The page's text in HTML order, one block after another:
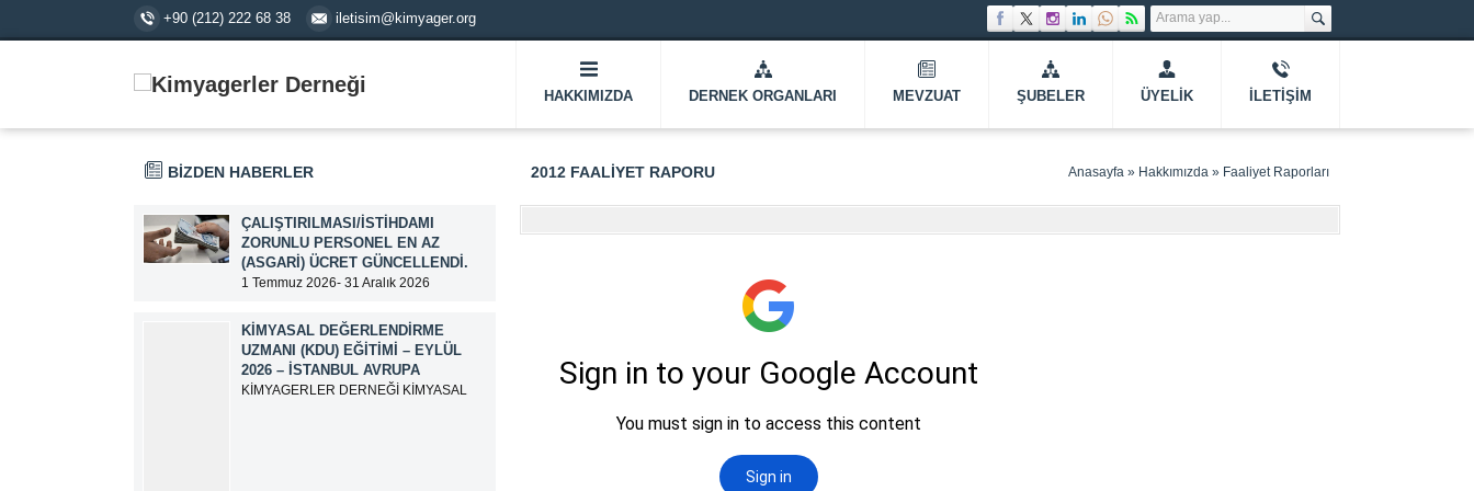
+90 (212) 222 68 38 iletisim@kimyager.org
HAKKIMIZDA DERNEK ORGANLARI MEVZUAT ŞUBELER ÜYELIK İLETIŞIM
2012 FAALIYET RAPORU Anasayfa » Hakkımızda » Faaliyet Raporları
BİZDEN HABERLER
ÇALIŞTIRILMASI/İSTIHDAMI
ZORUNLU PERSONEL EN AZ
(ASGARI) ÜCRET GÜNCELLENDI.
1 Temmuz 2026- 31 Aralık 2026
Çalıştırılması/İstihdamı Zorunlu Personel
unvanı ile tam zamanlı olarak çalışan
üyelerimizin asgari aylık net ücreti
95.500,00 TL (Doksan Beş Bin Beş Yüz
KIMYASAL DEĞERLENDIRME
UZMANI (KDU) EĞITIMI – EYLÜL
2026 – İSTANBUL AVRUPA
KİMYAGERLER DERNEĞİ KİMYASAL